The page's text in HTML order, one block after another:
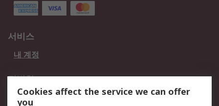
서비스
내 계정
적법한
개인 정보 보호 정책
데이터 보호
Cookies affect the service we can offer
you